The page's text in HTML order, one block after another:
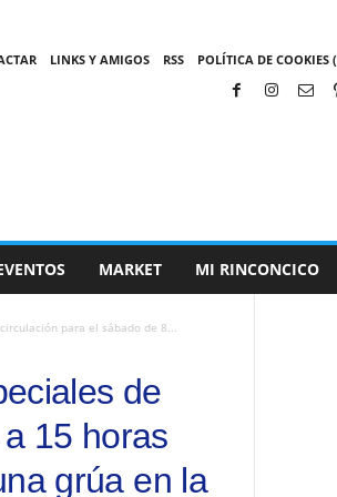
LINKS Y AMIGOS RSS POLÍTICA DE COOKIES
MARKET MI RINCONCICO
para el sábado de 8...
de
15 horas
grúa en la